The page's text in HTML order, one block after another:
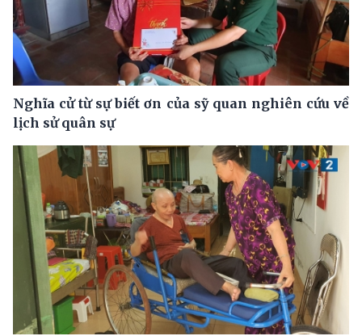
Nghĩa cử từ sự biết ơn của sỹ quan nghiên cứu về
lịch sử quân sự